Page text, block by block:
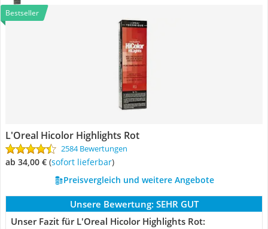
Bestseller
L'Oreal Hicolor Highlights Rot
2584 Bewertungen
ab 34,00 € ( Sofort lieferbar)
Preisvergleich und weitere Angebote
Unsere Bewertung: SEHR GUT
Unser Fazit für L'Oreal Hicolor Highlights Rot: